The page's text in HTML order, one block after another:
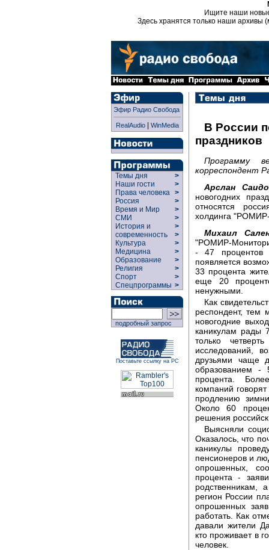
Ищите наши
Здесь хранятся только наши архивы
Эфир Радио Свобода
RealAudio| WinMedia
Темы дня
>
Наши гости
>
Права человека >
Россия
>
Время и Мир
>
СМИ
>
История и
современность
>
>
Культура
>
Медицина
>
Образование
>
Религия
>
Спорт
>
Спецпрограммы >
подробный запрос
Поставьте ссылку на РС
В России
праздников
Программу
корреспондент
Арслан
новогодних
относятся
холдинга
Михаил
"РОМИР-
- 47 процентов
появляется
33 процента
еще 20
ненужными.
Как
респондент, тем
новогодние
каникулам рады
только
исследований,
друзьями чаще
образованием -
процента.
компаний
продлению
Около 60
решения
Выясняли
Оказалось, что
каникулы
пенсионеров и
опрошенных,
процента -
родственникам,
регион России
опрошенных
работать. Как
давали жители
кто проживает в
человек.